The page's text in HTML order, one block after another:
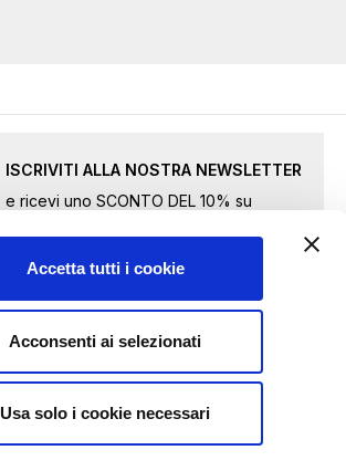
Accetta tutti i cookie
Acconsenti ai selezionati
Usa solo i cookie necessari
ISCRIVITI ALLA NOSTRA NEWSLETTER
e ricevi uno SCONTO DEL 10% su
alla
nostra
Newsletter:
INVIA RICHIESTA